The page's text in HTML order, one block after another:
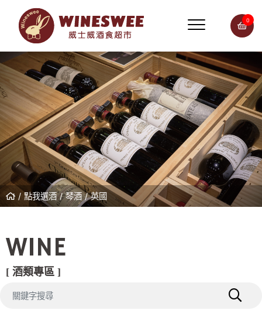
0
點我選酒 琴酒 英國
WINE
[ 酒類專區 ]